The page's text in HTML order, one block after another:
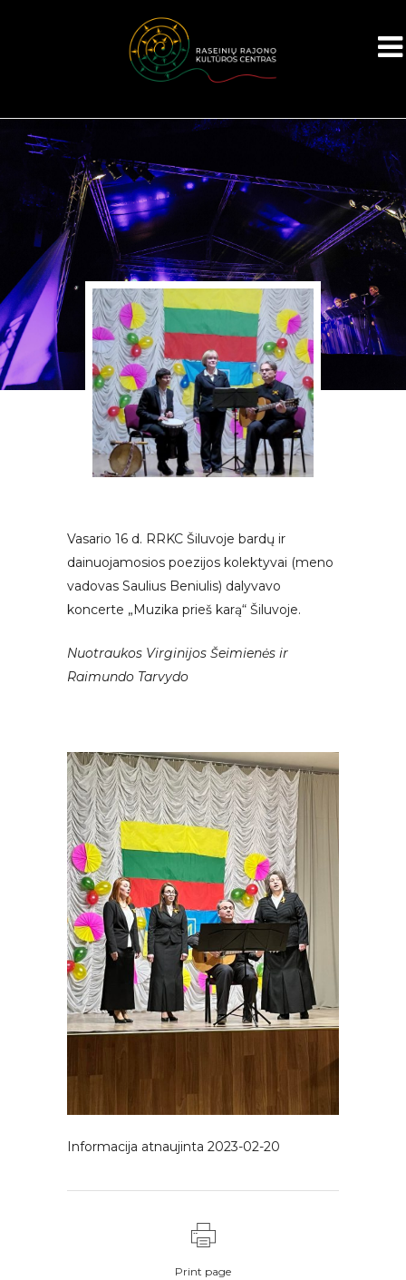
Vasario 16 d. RRKC Šiluvoje bardų ir
dainuojamosios poezijos kolektyvai (meno
vadovas Saulius Beniulis) dalyvavo
koncerte „Muzika prieš karą“ Šiluvoje.
Nuotraukos Virginijos Šeimienės ir
Raimundo Tarvydo
Informacija atnaujinta 2023-02-20
Print page